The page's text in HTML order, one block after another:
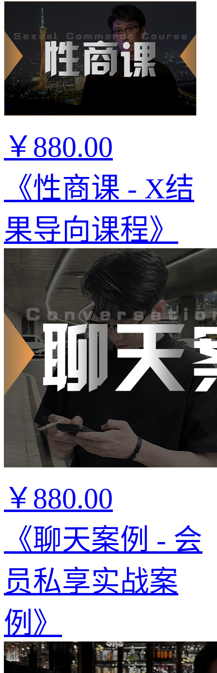
￥880.00
《性商课 - X结
果导向课程》
￥880.00
《聊天案例 - 会
员私享实战案
例》